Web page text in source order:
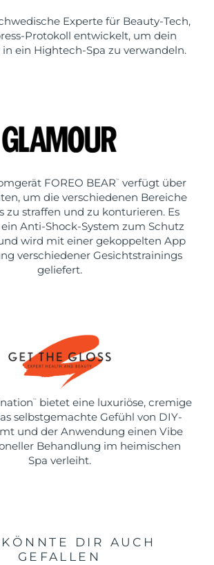
Experte für Beauty-Tech,
Protokoll entwickelt, um dein
ein Hightech-Spa zu verwandeln.
FOREO BEAR ™
verfügt über
um die verschiedenen Bereiche
zu straffen und zu konturieren. Es
Anti-Shock-System zum Schutz
wird mit einer gekoppelten App
verschiedener Gesichtstrainings
geliefert.
™
bietet eine luxuriöse, cremige
selbstgemachte Gefühl von DIY-
und der Anwendung einen Vibe
Behandlung im heimischen
Spa verleiht.
DIR AUCH
GEFALLEN